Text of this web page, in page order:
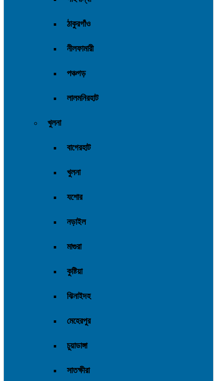
ঠাকুরগাঁও
নীলফামারী
পঞ্চগড়
লালমনিরহাট
খুলনা
বাগেরহাট
খুলনা
যশোর
নড়াইল
মাগুরা
কুষ্টিয়া
ঝিনাইদহ
মেহেরপুর
চুয়াডাঙ্গা
সাতক্ষীরা